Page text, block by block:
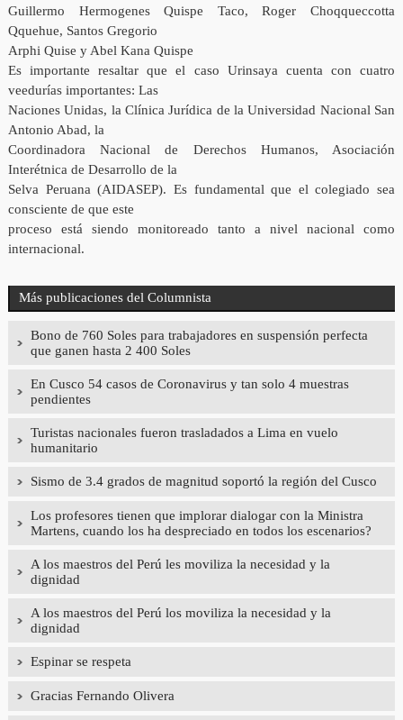
Guillermo Hermogenes Quispe Taco, Roger Choqqueccotta
Qquehue, Santos Gregorio
Arphi Quise y Abel Kana Quispe
Es importante resaltar que el caso Urinsaya cuenta con cuatro
veedurías importantes: Las
Naciones Unidas, la Clínica Jurídica de la Universidad Nacional San
Antonio Abad, la
Coordinadora Nacional de Derechos Humanos, Asociación
Interétnica de Desarrollo de la
Selva Peruana (AIDASEP). Es fundamental que el colegiado sea
consciente de que este
proceso está siendo monitoreado tanto a nivel nacional como
internacional.
Más publicaciones del Columnista
Bono de 760 Soles para trabajadores en suspensión perfecta
que ganen hasta 2 400 Soles
En Cusco 54 casos de Coronavirus y tan solo 4 muestras
pendientes
Turistas nacionales fueron trasladados a Lima en vuelo
humanitario
Sismo de 3.4 grados de magnitud soportó la región del Cusco
Los profesores tienen que implorar dialogar con la Ministra
Martens, cuando los ha despreciado en todos los escenarios?
A los maestros del Perú les moviliza la necesidad y la
dignidad
A los maestros del Perú los moviliza la necesidad y la
dignidad
Espinar se respeta
Gracias Fernando Olivera